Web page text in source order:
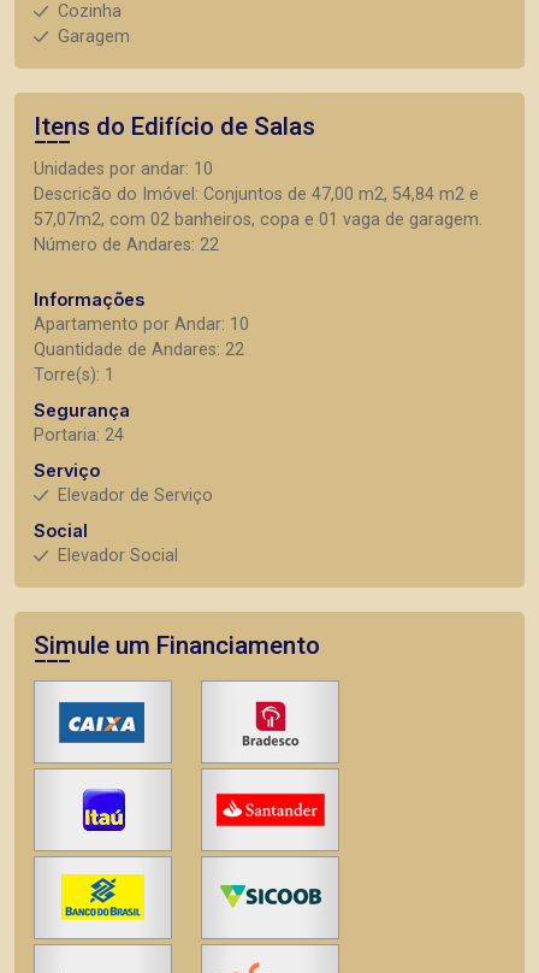
Cozinha
Garagem
Itens do Edifício de Salas
Unidades por andar: 10
Descricão do Imóvel: Conjuntos de 47,00 m2, 54,84 m2 e
57,07m2, com 02 banheiros, copa e 01 vaga de garagem.
Número de Andares: 22
Informações
Apartamento por Andar: 10
Quantidade de Andares: 22
Torre(s): 1
Segurança
Portaria: 24
Serviço
Elevador de Serviço
Social
Elevador Social
Simule um Financiamento